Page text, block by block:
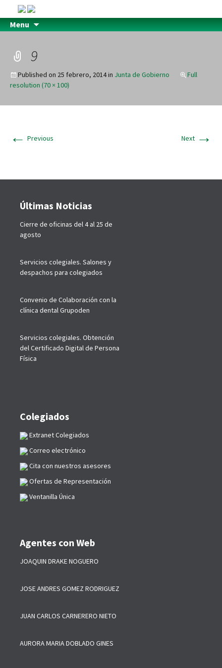
Menu
9
Published on 25 febrero, 2014in Junta de Gobierno
Full
resolution (70 × 100)
← Previous Next →
Últimas Noticias
Cierre de oficinas del 4 al 25 de
agosto
Servicios colegiales. Salones y
despachos para colegiados
Convenio de Colaboración con la
clínica dental Grupoden
Servicios colegiales. Obtención
del Certificado Digital de Persona
Física
Colegiados
Extranet Colegiados
Correo electrónico
Cita con nuestros asesores
Ofertas de Representación
Ventanilla Única
Agentes con Web
JOAQUIN DRAKE NOGUERO
JOSE ANDRES GOMEZ RODRIGUEZ
JUAN CARLOS CARNERERO NIETO
AURORA MARIA DOBLADO GINES